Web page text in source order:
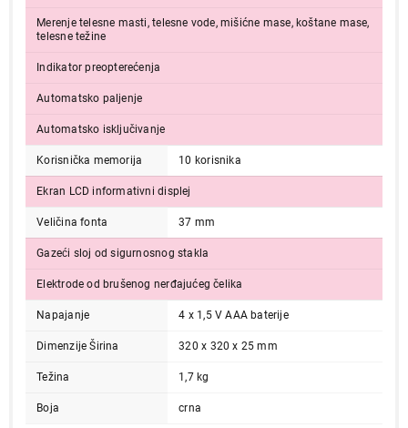
Merenje telesne masti, telesne vode, mišićne mase, koštane mase,
telesne težine
Indikator preopterećenja
Automatsko paljenje
Automatsko isključivanje
Korisnička memorija 10 korisnika
Ekran LCD informativni displej
Veličina fonta 37 mm
Gazeći sloj od sigurnosnog stakla
Elektrode od brušenog nerđajućeg čelika
Napajanje 4 x 1,5 V AAA baterije
Dimenzije Širina 320 x 320 x 25 mm
Težina 1,7 kg
Boja crna
2.499,00
BEURER BF185